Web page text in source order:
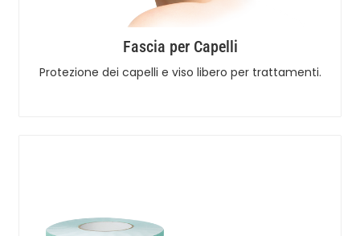
Fascia per Capelli
Protezione dei capelli e viso libero per trattamenti.